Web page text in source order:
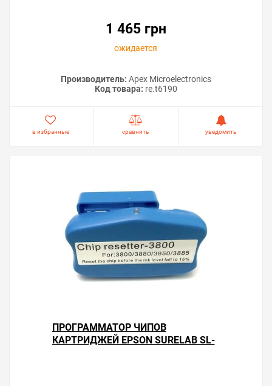
1 465 грн
ожидается
Производитель: Apex Microelectronics
Код товара: re.t6190
в избранные сравнить уведомить
ПРОГРАММАТОР ЧИПОВ
КАРТРИДЖЕЙ EPSON SURELAB SL-